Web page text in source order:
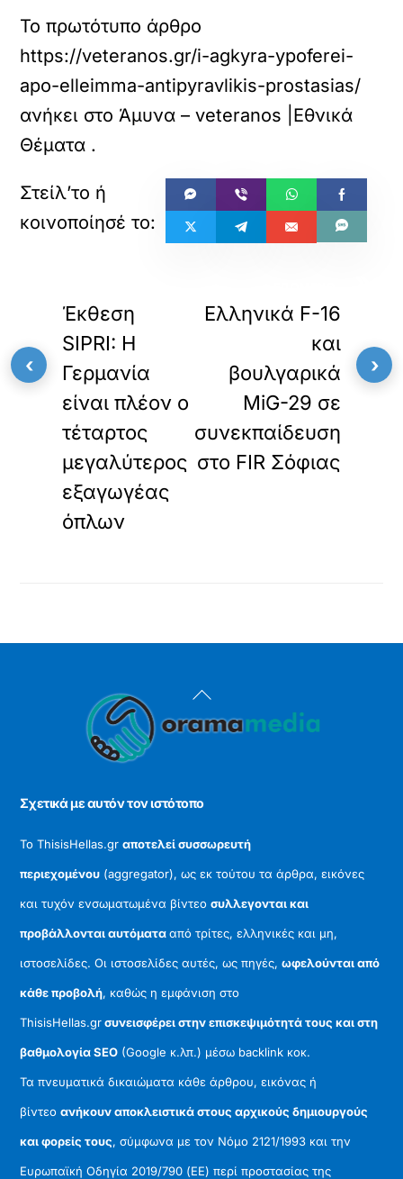
Το πρωτότυπο άρθρο
https://veteranos.gr/i-agkyra-ypoferei-
apo-elleimma-antipyravlikis-prostasias/
ανήκει στοΆμυνα – veteranos |Εθνικά
Θέματα .
Έκθεση
SIPRI: Η
Γερμανία
είναι πλέον ο
τέταρτος
μεγαλύτερος
εξαγωγέας
όπλων
Ελληνικά F-16
και
βουλγαρικά
MiG-29 σε
συνεκπαίδευση
στο FIR Σόφιας
Back
To
Σχετικά με αυτόν τον ιστότοπο
Το ThisisHellas.grαποτελεί συσσωρευτή
περιεχομένου (aggregator), ως εκ τούτου τα άρθρα, εικόνες
και τυχόν ενσωματωμένα βίντεοσυλλεγονται και
προβάλλονται αυτόματααπό τρίτες, ελληνικές και μη,
ιστοσελίδες. Οι ιστοσελίδες αυτές, ως πηγές,ωφελούνται από
κάθε προβολή, καθώς η εμφάνιση στο
ThisisHellas.grσυνεισφέρει στην επισκεψιμότητά τους και στη
βαθμολογία SEO (Google κ.λπ.) μέσω backlink κοκ.
Τα πνευματικά δικαιώματα κάθε άρθρου, εικόνας ή
βίντεοανήκουν αποκλειστικά στους αρχικούς δημιουργούς
και φορείς τους, σύμφωνα με τον Νόμο 2121/1993 και την
Ευρωπαϊκή Οδηγία 2019/790 (ΕΕ) περί προστασίας της
‹ ›